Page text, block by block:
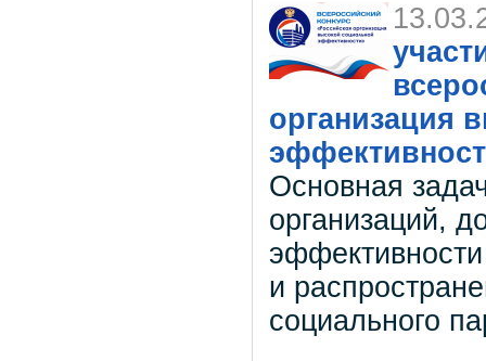
организация
Основная
организаций,
и
социального